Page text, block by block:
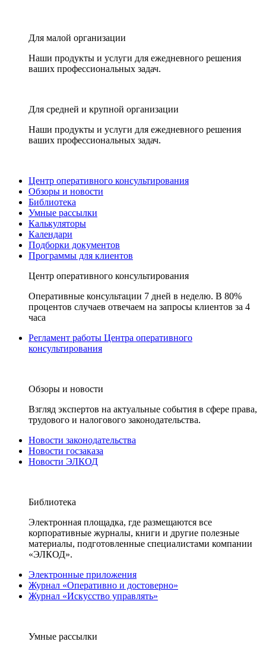
Для малой организации
Наши продукты и услуги для ежедневного решения
ваших профессиональных задач.
Для средней и крупной организации
Наши продукты и услуги для ежедневного решения
ваших профессиональных задач.
Центр оперативного консультирования
Обзоры и новости
Библиотека
Умные рассылки
Калькуляторы
Календари
Подборки документов
Программы для клиентов
Центр оперативного консультирования
Оперативные консультации 7 дней в неделю. В 80%
процентов случаев отвечаем на запросы клиентов за 4
часа
Регламент работы Центра оперативного
консультирования
Обзоры и новости
Взгляд экспертов на актуальные события в сфере права,
трудового и налогового законодательства.
Новости законодательства
Новости госзаказа
Новости ЭЛКОД
Библиотека
Электронная площадка, где размещаются все
корпоративные журналы, книги и другие полезные
материалы, подготовленные специалистами компании
«ЭЛКОД».
Электронные приложения
Журнал «Оперативно и достоверно»
Журнал «Искусство управлять»
Умные рассылки